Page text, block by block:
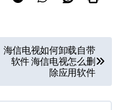
海信电视如何卸载自带
软件 海信电视怎么删
除应用软件